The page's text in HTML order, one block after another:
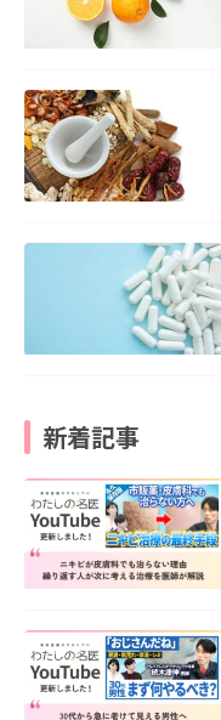
新着記事